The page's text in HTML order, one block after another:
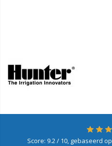
Score: 9.2/ 10, gebaseerd op